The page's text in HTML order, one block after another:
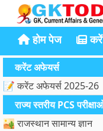
होम पेज
करेंट अफेयर्स
📝 करेंट अफेयर्स 2025-26
राज्य स्तरीय PCS
🏜️ राजस्थान सामान्य ज्ञान